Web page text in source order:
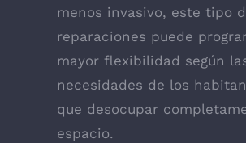
menos invasivo, este tipo
reparaciones puede
mayor flexibilidad según
necesidades de los
que desocupar
espacio.